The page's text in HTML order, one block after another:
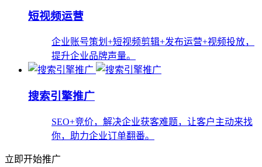
短视频运营
企业账号策划+短视频剪辑+发布运营+视频投放，
提升企业品牌声量。
搜索引擎推广
SEO+竞价，解决企业获客难题，让客户主动来找
你，助力企业订单翻番。
立即开始推广